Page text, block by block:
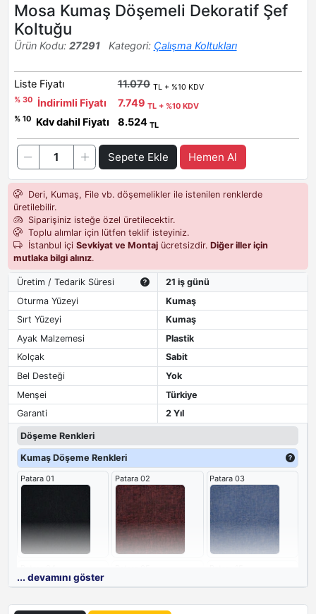
Mosa Kumaş Döşemeli Dekoratif Şef
Koltuğu
Ürün Kodu: 27291 Kategori: Çalışma Koltukları
Liste Fiyatı 11.070 TL + %10 KDV
% 30
İndirimli Fiyatı 7.749 TL + %10 KDV
% 10
Kdv dahil Fiyatı 8.524 TL
Sepete Ekle Hemen Al
Deri, Kumaş, File vb. döşemelikler ile istenilen renklerde
üretilebilir.
Siparişiniz isteğe özel üretilecektir.
Toplu alımlar için lütfen teklif isteyiniz.
İstanbul içi Sevkiyat ve Montajücretsizdir. Diğer iller için
mutlaka bilgi alınız.
Üretim / Tedarik Süresi
21 iş günü
Oturma Yüzeyi
Kumaş
Sırt Yüzeyi
Kumaş
Ayak Malzemesi
Plastik
Kolçak
Sabit
Bel Desteği
Yok
Menşei
Türkiye
Garanti
2 Yıl
Döşeme Renkleri
Kumaş Döşeme Renkleri
Patara 01 Patara 02 Patara 03
... devamını göster